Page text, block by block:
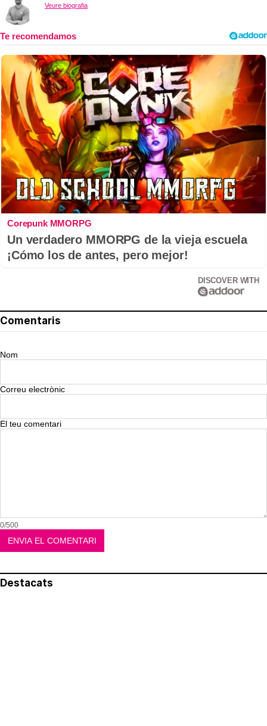
Veure biografia
Corepunk MMORPG
Un verdadero MMORPG de la vieja escuela
¡Cómo los de antes, pero mejor!
DISCOVER WITH
Comentaris
Nom
Correu electrònic
El teu comentari
0/500
Destacats